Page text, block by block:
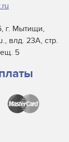
г. Мытищи,
влд. 23А, стр.
5